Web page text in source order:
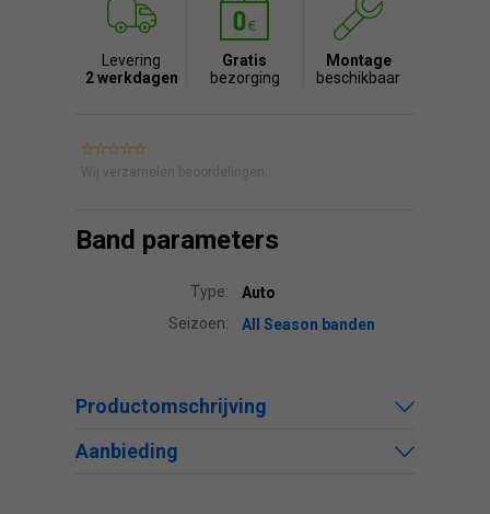
Levering
2 werkdagen
Gratis
bezorging
Montage
beschikbaar
Wij verzamelen beoordelingen.
Band parameters
Type:
Auto
Seizoen:
All Season banden
Productomschrijving
Aanbieding